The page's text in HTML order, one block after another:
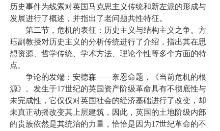
历史事件为线索对英国马克思主义传统和新左派的形成与
发展进行了概述，并指出了老问题共性特征。
第二节，危机的表征：历史主义与结构主义之争。方
珏副教授对历史主义的分析传统进行了介绍，指出其在思
想资源、哲学传统、学术方法、理论个性等多个方面的特
点。
争论的发端：安德森——奈恩命题，《当前危机的根
源》。发生于17世纪的英国资产阶级革命具有不彻底性与
未完成性，它仅仅对英国社会的经济基础进行了改变，却
未真正动摇改变其上层建筑，因此，英国的土地阶级内部
的贵族依然是其统治的力量，恰恰是因为17世纪革命的不